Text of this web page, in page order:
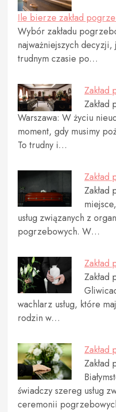
Ile bierze zakład
Wybór zakładu
najważniejszych
trudnym czasie po…
Warszawa: W życiu
moment, gdy musimy
To trudny i…
usług związanych z
pogrzebowych. W…
wachlarz usług, które
rodzin w…
Zakład
świadczy szereg usług
ceremonii